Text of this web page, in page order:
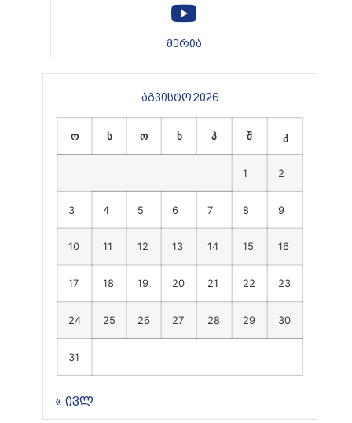
მერია
აგვისტო 2026
ო ს ო ხ პ შ კ
1 2
3 4 5 6 7 8 9
10 11 12 13 14 15 16
17 18 19 20 21 22 23
24 25 26 27 28 29 30
31
« ივლ